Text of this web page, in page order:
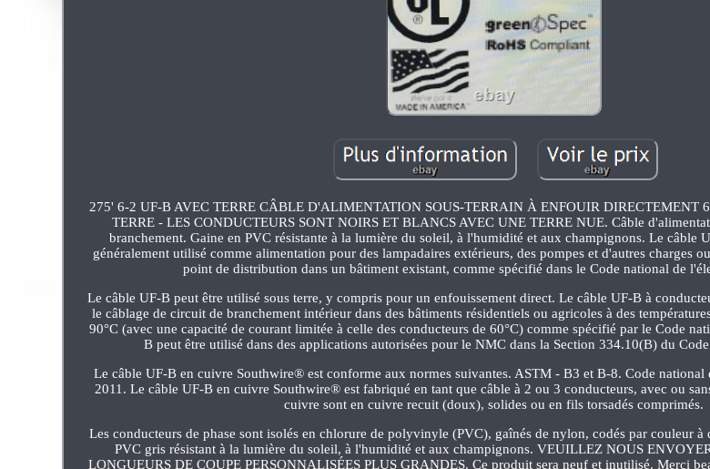
275' 6-2 UF-B AVEC TERRE CÂBLE D'ALIMENTATION SOUS-TERRAIN À ENFOUIR DIRECTEMENT
TERRE - LES CONDUCTEURS SONT NOIRS ET BLANCS AVEC UNE TERRE NUE. Câble
branchement. Gaine en PVC résistante à la lumière du soleil, à l'humidité et aux champignons. Le câble
généralement utilisé comme alimentation pour des lampadaires extérieurs, des pompes et d'autres charges
point de distribution dans un bâtiment existant, comme spécifié dans le Code national de
Le câble UF-B peut être utilisé sous terre, y compris pour un enfouissement direct. Le câble UF-B à
le câblage de circuit de branchement intérieur dans des bâtiments résidentiels ou agricoles à des
90°C (avec une capacité de courant limitée à celle des conducteurs de 60°C) comme spécifié par le Code
B peut être utilisé dans des applications autorisées pour le NMC dans la Section 334.10(B) du
Le câble UF-B en cuivre Southwire® est conforme aux normes suivantes. ASTM - B3 et B-8. Code
2011. Le câble UF-B en cuivre Southwire® est fabriqué en tant que câble à 2 ou 3 conducteurs, avec ou
cuivre sont en cuivre recuit (doux), solides ou en fils torsadés comprimés.
Les conducteurs de phase sont isolés en chlorure de polyvinyle (PVC), gaînés de nylon, codés par couleur
PVC gris résistant à la lumière du soleil, à l'humidité et aux champignons. VEUILLEZ NOUS
LONGUEURS DE COUPE PERSONNALISÉES PLUS GRANDES. Ce produit sera neuf et inutilisé. Merci